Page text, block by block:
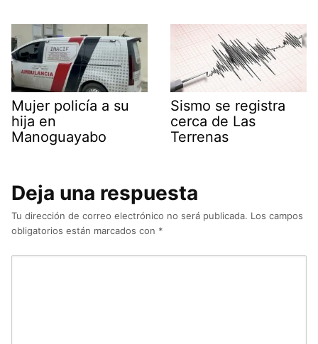
Mujer policía a su
hija en
Manoguayabo
Sismo se registra
cerca de Las
Terrenas
Deja una respuesta
Tu dirección de correo electrónico no será publicada. Los campos
obligatorios están marcados con *